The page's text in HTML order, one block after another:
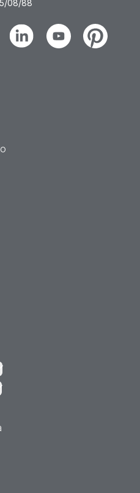
08/88
LinkedinYoutubePinterest